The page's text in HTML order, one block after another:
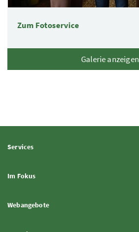
Zum Fotoservice
Galerie anzeigen
ServicesInhalt aufklappen
Im FokusInhalt aufklappen
WebangeboteInhalt aufklappen